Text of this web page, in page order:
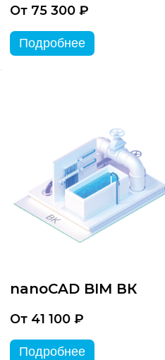
От 75 300 ₽
Подробнее
nanoCAD BIM ВК
От 41 100 ₽
Подробнее